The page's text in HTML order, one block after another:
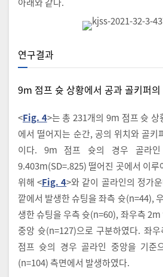
연구결과
9m 점프 슛 상황에서 공과 골키퍼의
<Fig. 4>는 총 231개의 9m 점프 슛 상
에서 떨어지는 순간, 공의 위치와 골키
이다. 9m 점프 슛의 경우 골라인
9.403m(SD=.825) 떨어진 곳에서 이루
위해 <Fig. 4>와 같이 골라인의 정가
깥에서 발생한 슈팅을 좌측 슛(n=44),
생한 슈팅을 우측 슛(n=60), 좌우측
중앙 슛(n=127)으로 구분하였다. 좌
점프 슛의 경우 골라인 중앙을 기준
(n=104) 측면에서 발생하였다.